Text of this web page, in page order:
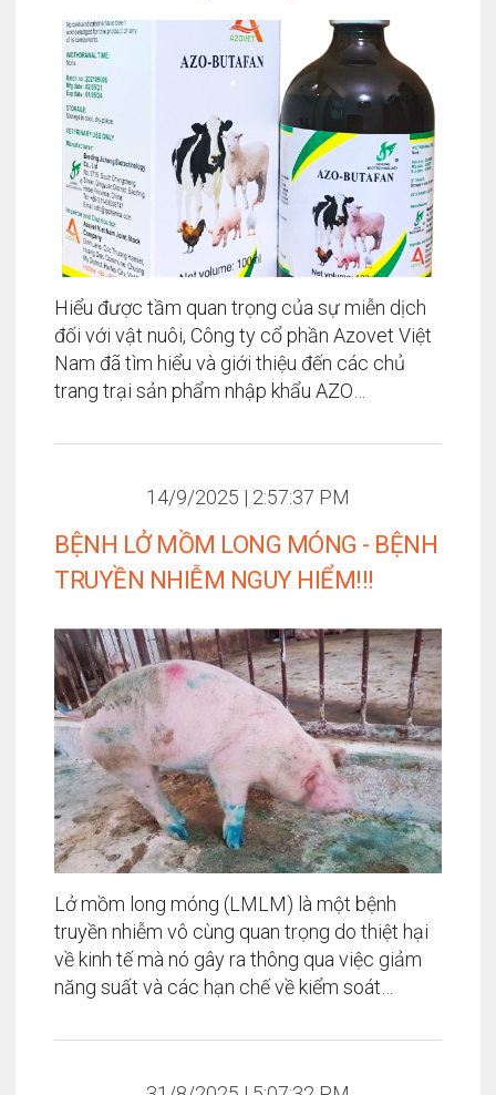
Hiểu được tầm quan trọng của sự miễn dịch
đối với vật nuôi, Công ty cổ phần Azovet Việt
Nam đã tìm hiểu và giới thiệu đến các chủ
trang trại sản phẩm nhập khẩu AZO
xuất thuốc thú y nổi tiếng trên thế giới giúp
14/9/2025 | 2:57:37 PM
BỆNH LỞ MỒM LONG MÓNG - BỆNH
TRUYỀN NHIỄM NGUY HIỂM!!!
Lở mồm long móng (LMLM) là một bệnh
truyền nhiễm vô cùng quan trọng do thiệt hại
về kinh tế mà nó gây ra thông qua việc giảm
năng suất và các hạn chế về kiểm soát
trong vấn đề xuất nhập khẩu thịt heo đối với